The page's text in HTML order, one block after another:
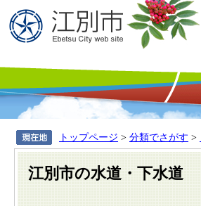
トップページ > 分類でさがす >
江別市の水道・下水道